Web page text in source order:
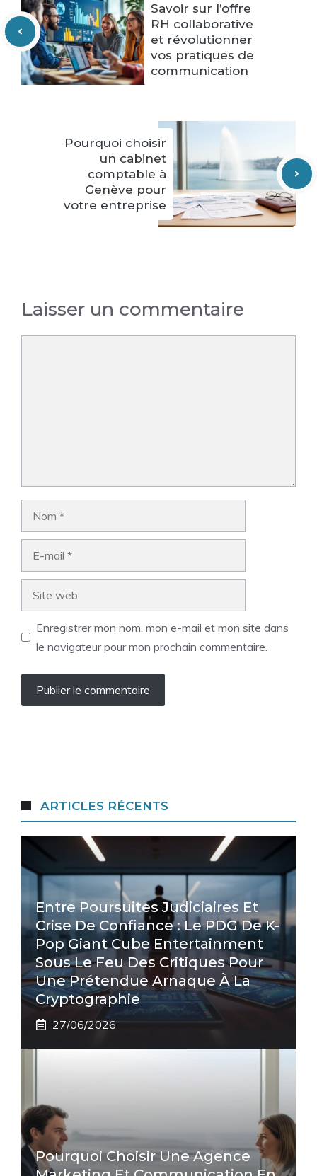
Savoir sur l’offre
RH collaborative
et révolutionner
vos pratiques de
communication
Pourquoi choisir
un cabinet
comptable à
Genève pour
votre entreprise
Laisser un commentaire
Enregistrer mon nom, mon e-mail et mon site dans
le navigateur pour mon prochain commentaire.
ARTICLES RÉCENTS
Entre Poursuites Judiciaires Et
Crise De Confiance : Le PDG De K-
Pop Giant Cube Entertainment
Sous Le Feu Des Critiques Pour
Une Prétendue Arnaque À La
Cryptographie
27/06/2026
Pourquoi Choisir Une Agence